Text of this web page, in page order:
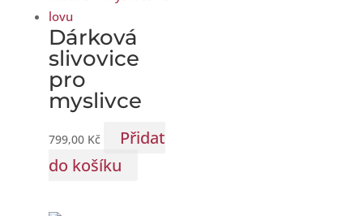
Dárková
slivovice
pro
myslivce
799,00 Kč
Přidat
do košíku